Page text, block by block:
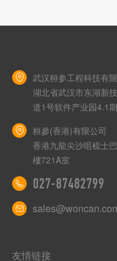
武汉桓参工程科技有
湖北省武汉市东湖新
道1号软件产业园4.1
桓參(香港)有限公司
香港九龍尖沙咀梳士
樓721A室
027-87482799
友情链接